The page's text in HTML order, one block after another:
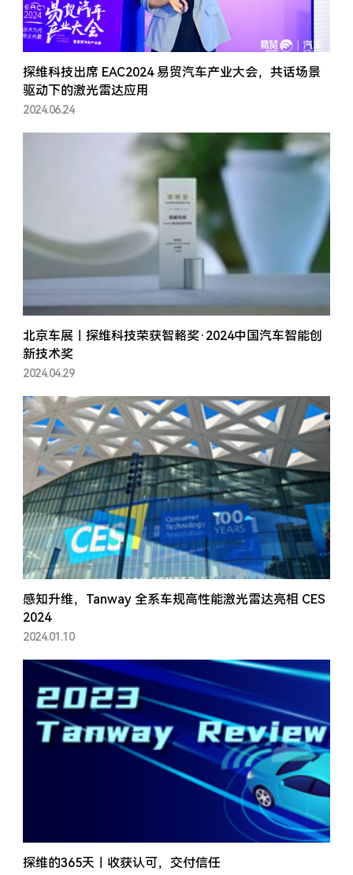
探维科技出席 EAC2024 易贸汽车产业大会，共话场景
驱动下的激光雷达应用
2024.06.24
北京车展｜探维科技荣获智輅奖·2024中国汽车智能创
新技术奖
2024.04.29
感知升维，Tanway 全系车规高性能激光雷达亮相 CES
2024
2024.01.10
探维的365天｜收获认可，交付信任